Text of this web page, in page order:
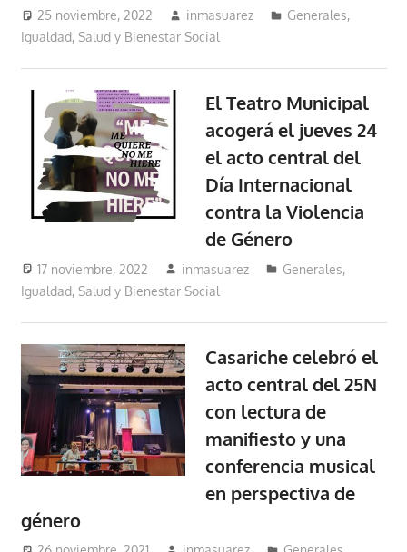
25 noviembre, 2022 inmasuarez Generales,
Igualdad, Salud y Bienestar Social
El Teatro Municipal
acogerá el jueves 24
el acto central del
Día Internacional
contra la Violencia
de Género
17 noviembre, 2022 inmasuarez Generales,
Igualdad, Salud y Bienestar Social
Casariche celebró el
acto central del 25N
con lectura de
manifiesto y una
conferencia musical
en perspectiva de
género